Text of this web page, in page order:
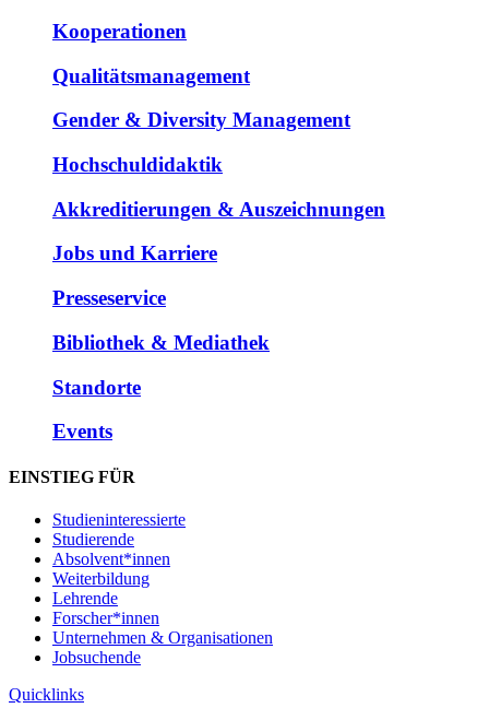
Kooperationen
Qualitätsmanagement
Gender & Diversity Management
Hochschuldidaktik
Akkreditierungen & Auszeichnungen
Jobs und Karriere
Presseservice
Bibliothek & Mediathek
Standorte
Events
EINSTIEG FÜR
Studieninteressierte
Studierende
Absolvent*innen
Weiterbildung
Lehrende
Forscher*innen
Unternehmen & Organisationen
Jobsuchende
Quicklinks